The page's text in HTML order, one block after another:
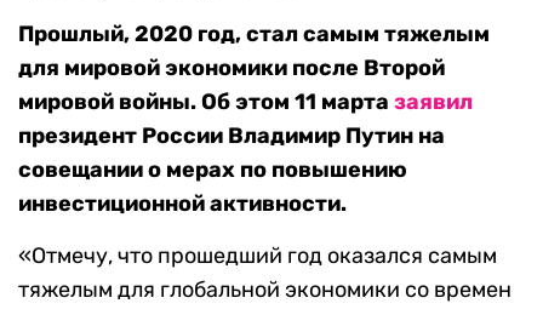
Прошлый, 2020 год, стал самым тяжелым
для мировой экономики после Второй
мировой войны. Об этом 11 марта заявил
президент России Владимир Путин на
совещании о мерах по повышению
инвестиционной активности.
«Отмечу, что прошедший год оказался самым
тяжелым для глобальной экономики со времен